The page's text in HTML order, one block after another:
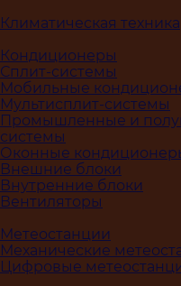
Климатическая техника
Кондиционеры
Сплит-системы
Мобильные
Мультисплит-системы
Промышленные и
системы
Оконные
Внешние блоки
Внутренние блоки
Вентиляторы
Метеостанции
Механические
Цифровые